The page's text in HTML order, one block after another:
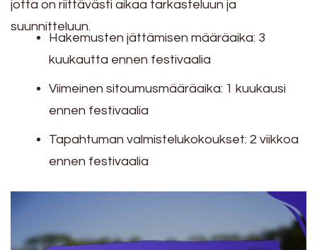
jotta on riittävästi aikaa tarkasteluun ja
suunnitteluun.
Hakemusten jättämisen määräaika: 3
kuukautta ennen festivaalia
Viimeinen sitoumusmääräaika: 1 kuukausi
ennen festivaalia
Tapahtuman valmistelukokoukset: 2 viikkoa
ennen festivaalia